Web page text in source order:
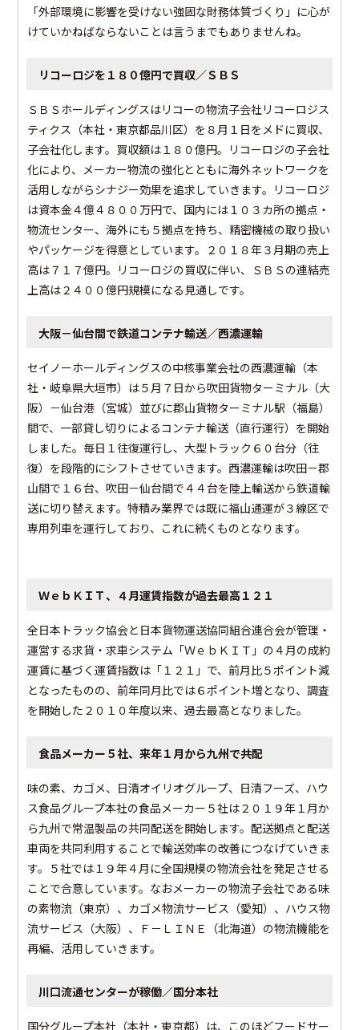
「外部環境に影響を受けない強固な財務体質づくり」に心が
けていかねばならないことは言うまでもありませんね。
リコーロジを１８０億円で買収／ＳＢＳ
ＳＢＳホールディングスはリコーの物流子会社リコーロジス
ティクス（本社・東京都品川区）を８月１日をメドに買収、
子会社化します。買収額は１８０億円。リコーロジの子会社
化により、メーカー物流の強化とともに海外ネットワークを
活用しながらシナジー効果を追求していきます。リコーロジ
は資本金４億４８００万円で、国内には１０３カ所の拠点・
物流センター、海外にも５拠点を持ち、精密機械の取り扱い
やパッケージを得意としています。２０１８年３月期の売上
高は７１７億円。リコーロジの買収に伴い、ＳＢＳの連結売
上高は２４００億円規模になる見通しです。
大阪－仙台間で鉄道コンテナ輸送／西濃運輸
セイノーホールディングスの中核事業会社の西濃運輸（本
社・岐阜県大垣市）は５月７日から吹田貨物ターミナル（大
阪）－仙台港（宮城）並びに郡山貨物ターミナル駅（福島）
間で、一部貸し切りによるコンテナ輸送（直行運行）を開始
しました。毎日１往復運行し、大型トラック６０台分（往
復）を段階的にシフトさせていきます。西濃運輸は吹田－郡
山間で１６台、吹田－仙台間で４４台を陸上輸送から鉄道輸
送に切り替えます。特積み業界では既に福山通運が３線区で
専用列車を運行しており、これに続くものとなります。
ＷｅｂＫＩＴ、４月運賃指数が過去最高１２１
全日本トラック協会と日本貨物運送協同組合連合会が管理・
運営する求貨・求車システム「ＷｅｂＫＩＴ」の４月の成約
運賃に基づく運賃指数は「１２１」で、前月比５ポイント減
となったものの、前年同月比では６ポイント増となり、調査
を開始した２０１０年度以来、過去最高となりました。
食品メーカー５社、来年１月から九州で共配
味の素、カゴメ、日清オイリオグループ、日清フーズ、ハウ
ス食品グループ本社の食品メーカー５社は２０１９年１月か
ら九州で常温製品の共同配送を開始します。配送拠点と配送
車両を共同利用することで輸送効率の改善につなげていきま
す。５社では１９年４月に全国規模の物流会社を発足させる
ことで合意しています。なおメーカーの物流子会社である味
の素物流（東京）、カゴメ物流サービス（愛知）、ハウス物
流サービス（大阪）、Ｆ－ＬＩＮＥ（北海道）の物流機能を
再編、活用していきます。
川口流通センターが稼働／国分本社
国分グループ本社（本社・東京都）は、このほどフードサー